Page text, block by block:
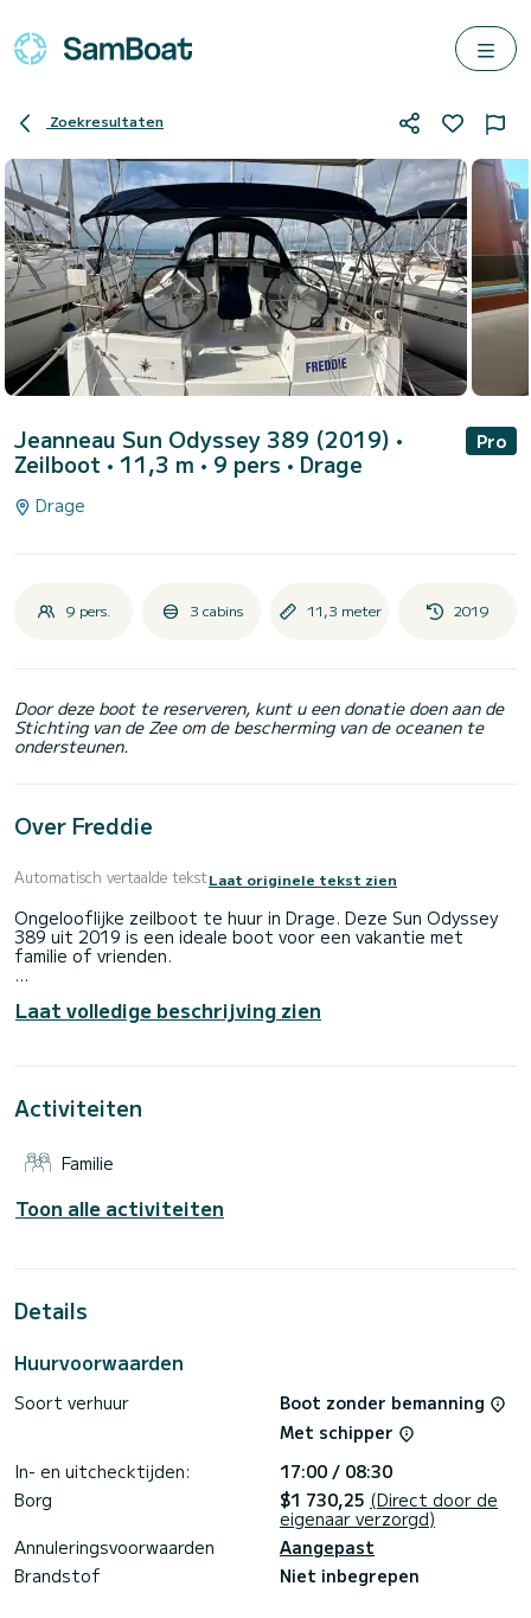
Zoekresultaten
Jeanneau Sun Odyssey 389 (2019) •
Zeilboot • 11,3 m • 9 pers • Drage
Pro
Drage
9 pers. 3 cabins 11,3 meter 2019
Door deze boot te reserveren, kunt u een donatie doen aan de
Stichting van de Zee om de bescherming van de oceanen te
ondersteunen.
Over Freddie
Automatisch vertaalde tekstLaat originele tekst zien
Ongelooflijke zeilboot te huur in Drage. Deze Sun Odyssey
389 uit 2019 is een ideale boot voor een vakantie met
familie of vrienden.
capaciteit van 9 personen. Met een totale lengte van 11
meter is het uw beste bondgenoot om een uitzonderlijke
Drage
Voor uw comfort heeft Freddie 1 toilet met een douche
Furling genua. Het heeft de volgende uitrusting:
stekker, Dekdouche, Zonnepaneel.
SamBoat-adviseur beantwoordt uw vragen en biedt u onze
Laat volledige beschrijving zien
Activiteiten
Familie
Toon alle activiteiten
Details
Huurvoorwaarden
Soort verhuur
Boot zonder bemanning
Met schipper
In- en uitchecktijden:
17:00 / 08:30
Borg
$1 730,25 (Direct door de
eigenaar verzorgd)
Annuleringsvoorwaarden
Aangepast
Brandstof
Niet inbegrepen